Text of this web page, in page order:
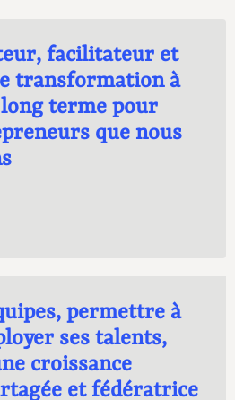
facilitateur et
transformation à
terme pour
que nous
permettre à
ses talents,
croissance
et fédératrice